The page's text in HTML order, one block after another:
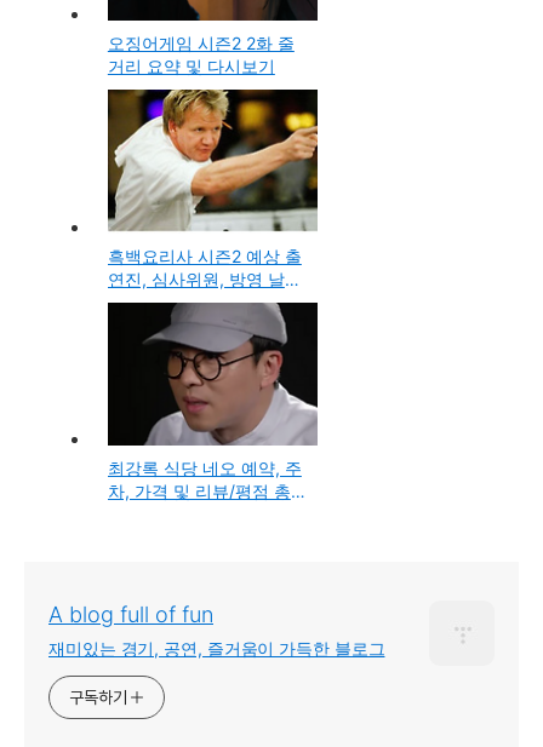
오징어게임 시즌2 2화 줄
거리 요약 및 다시보기
흑백요리사 시즌2 예상 출
연진, 심사위원, 방영 날짜
총정리
최강록 식당 네오 예약, 주
차, 가격 및 리뷰/평점 총
A blog full of fun
재미있는 경기, 공연, 즐거움이 가득한 블로그
구독하기